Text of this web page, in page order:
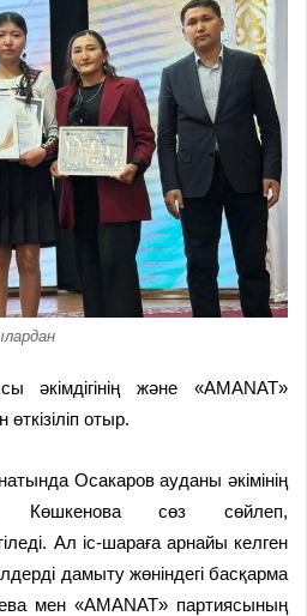
әкімдігінің және «AMANAT»
отыр.
Осакаров ауданы әкімінің
Көшкенова сөз сөйлеп,
Ал іс-шараға арнайы келген
дамыту жөніндегі басқарма
мен «AMANAT» партиясының